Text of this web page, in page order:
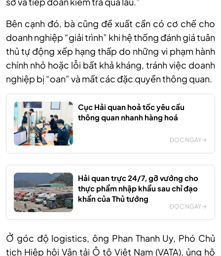
Bên cạnh đó, bà cũng đề xuất cần có cơ chế cho
doanh nghiệp “giải trình” khi hệ thống đánh giá tuân
thủ tự động xếp hạng thấp do những vi phạm hành
chính nhỏ hoặc lỗi bất khả kháng, tránh việc doanh
nghiệp bị “oan” và mất các đặc quyền thông quan.
Cục Hải quan hoả tốc yêu cầu
thông quan nhanh hàng hoá
ĐỌC NGAY
Hải quan trực 24/7, gỡ vướng cho
thực phẩm nhập khẩu sau chỉ đạo
khẩn của Thủ tướng
ĐỌC NGAY
Ở góc độ logistics, ông Phan Thanh Uy, Phó Chủ
tịch Hiệp hội Vận tải Ô tô Việt Nam (VATA), ủng hộ